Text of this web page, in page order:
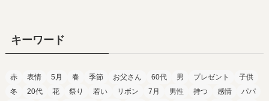
キーワード
赤 表情 5月 春 季節 お父さん 60代 男 プレゼント
子供
冬
20代 花 祭り 若い リボン 7月 男性 持つ 感情
パパ